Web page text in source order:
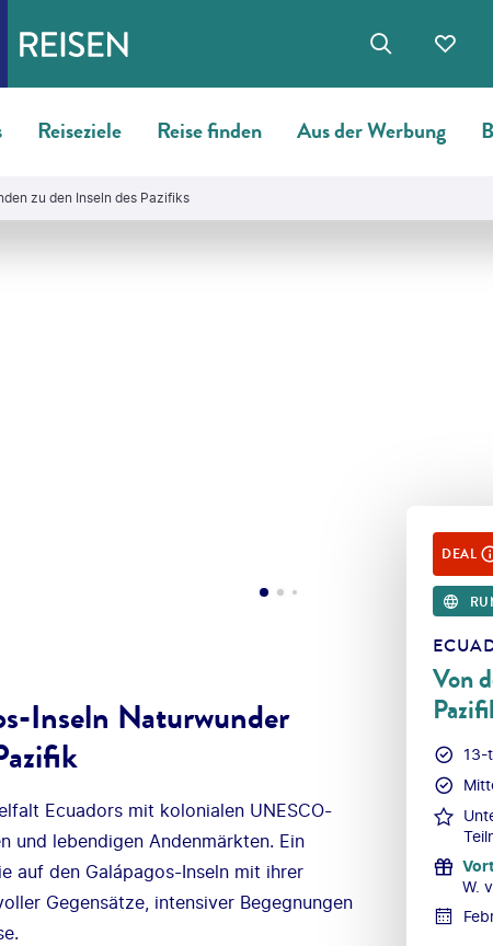
Reiseziele Reise finden Aus der Werbung
zu den Inseln des Pazifiks
DEAL
Von
13-
W.
Inseln Naturwunder
Ecuadors mit kolonialen UNESCO-
und lebendigen Andenmärkten. Ein
auf den Galápagos-Inseln mit ihrer
Gegensätze, intensiver Begegnungen